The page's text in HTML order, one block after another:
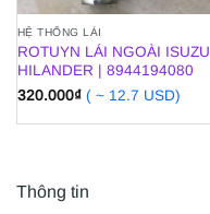
HỆ THỐNG LÁI
ROTUYN LÁI NGOÀI ISUZU
HILANDER | 8944194080
320.000₫ ( ~ 12.7 USD)
Thông tin